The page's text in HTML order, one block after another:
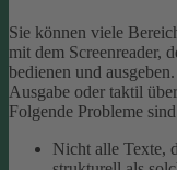
Sie können viele
mit dem Screenreader,
bedienen und
Ausgabe oder taktil
Folgende Probleme
Nicht alle Texte,